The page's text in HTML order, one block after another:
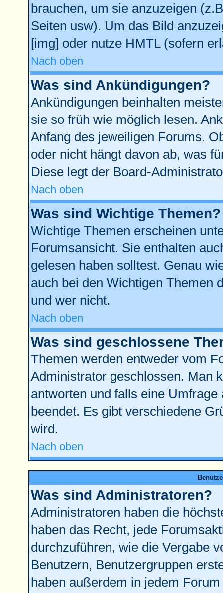
brauchen, um sie anzuzeigen
Seiten usw). Um das Bild
[img] oder nutze HMTL (sofern
Nach oben
Was sind Ankündigungen?
Ankündigungen beinhalten
sie so früh wie möglich lesen.
Anfang des jeweiligen Forums.
oder nicht hängt davon ab, was
Diese legt der Board-
Nach oben
Was sind Wichtige Themen?
Wichtige Themen erscheinen
Forumsansicht. Sie enthalten
gelesen haben solltest. Genau
auch bei den Wichtigen Themen
und wer nicht.
Nach oben
Was sind geschlossene
Themen werden entweder vom
Administrator geschlossen. Man
antworten und falls eine
beendet. Es gibt verschiedene
wird.
Nach oben
Was sind Administratoren?
Administratoren haben die
haben das Recht, jede
durchzuführen, wie die Vergabe
Benutzern, Benutzergruppen
haben außerdem in jedem